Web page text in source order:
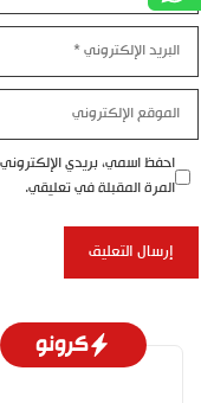
الإلكتروني
الإلكتروني
احفظ اسمي، بريدي
المرة المقبلة في تعليقي.
كرونو